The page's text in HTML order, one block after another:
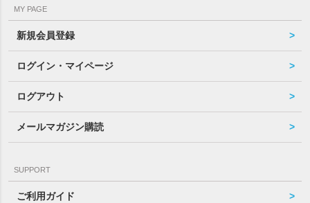
MY PAGE
新規会員登録
ログイン・マイページ
ログアウト
メールマガジン購読
SUPPORT
ご利用ガイド